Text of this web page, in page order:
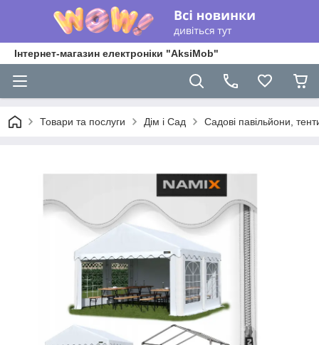
Інтернет-магазин електроніки "AksiMob"
Товари та послуги Дім і Сад Садові павільйони,